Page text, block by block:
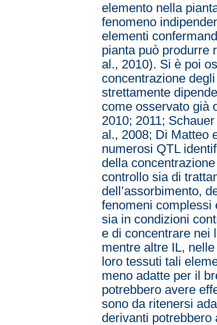
elemento nella
fenomeno
elementi
pianta può produrre
al., 2010). Si è poi
concentrazione
strettamente
come osservato già
2010; 2011;
al., 2008; Di Matteo
numerosi QTL
della
controllo sia di
dell’assorbimento,
fenomeni complessi
sia in condizioni
e di concentrare nei
mentre altre IL,
loro tessuti tali
meno adatte per il
potrebbero avere
sono da ritenersi
derivanti potrebbero